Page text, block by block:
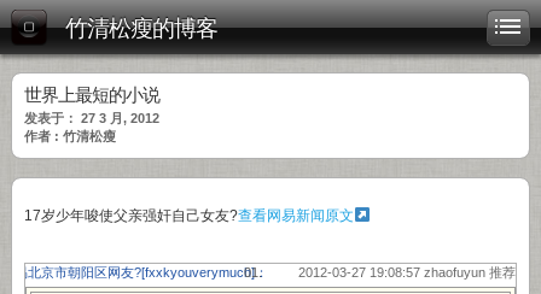
竹清松瘦的博客
世界上最短的小说
发表于： 27 3 月, 2012
作者 : 竹清松瘦
17岁少年唆使父亲强奸自己女友?查看网易新闻原文
网易北京市朝阳区网友?[fxxkyouverymuch]： 2012-03-27 19:08:57 zhaofuyun 推荐